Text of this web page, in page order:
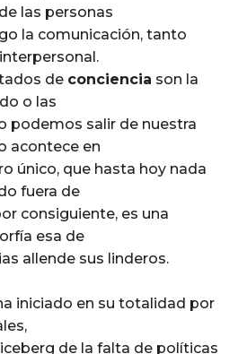
las personas
la comunicación, tanto
de conciencia son la
o las
podemos salir de nuestra
acontece en
único, que hasta hoy nada
fuera de
consiguiente, es una
esa de
allende sus linderos.
iniciado en su totalidad por
de la falta de políticas